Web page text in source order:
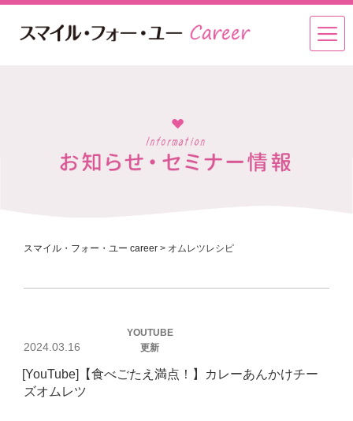
スマイル・フォー・ユー career > オムレツレシピ
稿
2024.03.16
YOUTUBE
更新
[YouTube]【食べごたえ満点！】カレーあんかけチー
ズオムレツ